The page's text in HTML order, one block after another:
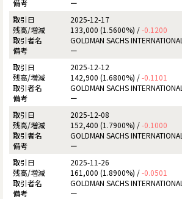
ー
2025-12-17
133,000 (1.5600%) /-0.1200
GOLDMAN SACHS INTERNATIONAL
ー
2025-12-12
142,900 (1.6800%) /-0.1101
GOLDMAN SACHS INTERNATIONAL
ー
2025-12-08
152,400 (1.7900%) /-0.1000
GOLDMAN SACHS INTERNATIONAL
ー
2025-11-26
161,000 (1.8900%) /-0.0501
GOLDMAN SACHS INTERNATIONAL
ー